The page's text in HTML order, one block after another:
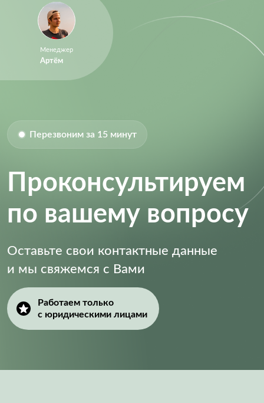
Менеджер
Артём
Перезвоним за 15 минут
Проконсультируем
по вашему вопросу
Оставьте свои контактные данные
и мы свяжемся с Вами
Работаем только
с юридическими лицами